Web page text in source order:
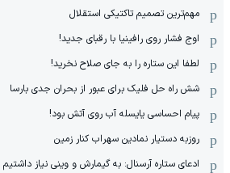
مهم‌ترین تصمیم تاکتیکی استقلال
اوج فشار روی رافینیا با رقبای جدید!
لطفا این ستاره را به جای صلاح نخرید!
شش راه حل فلیک برای عبور از بحران جدی بارسا
پیام احساسی یایسله آب روی آتش بود!
روزبه دستیار نمادین سهراب کنار زمین
ادعای ستاره آرسنال: به گیمارش و وینی نیاز داشتیم